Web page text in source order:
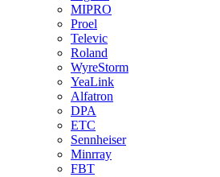
MIPRO
Proel
Televic
Roland
WyreStorm
YeaLink
Alfatron
DPA
ETC
Sennheiser
Minrray
FBT